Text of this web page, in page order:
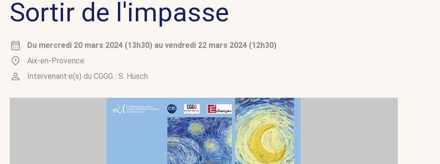
Sortir de l'impasse
Du mercredi 20 mars 2024 (13h30) au vendredi 22 mars 2024 (12h30)
Aix-en-Provence
Intervenant·e(s) du CGGG : S. Hüsch